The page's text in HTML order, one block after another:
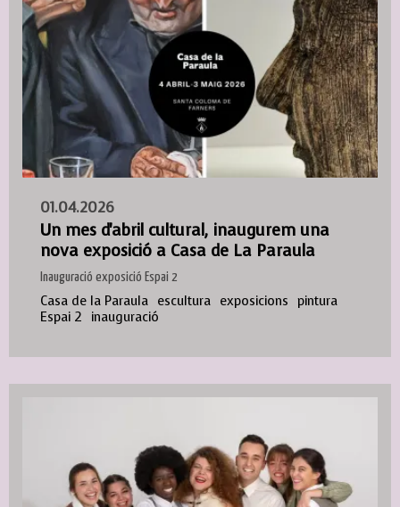
01.04.2026
Un mes d'abril cultural, inaugurem una
nova exposició a Casa de La Paraula
Inauguració exposició Espai 2
Casa de la Paraula escultura exposicions pintura
Espai 2
inauguració